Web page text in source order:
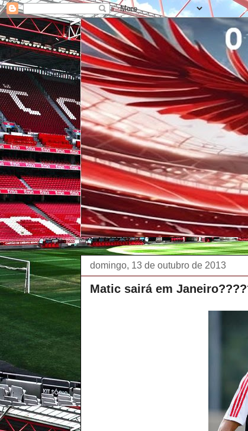
domingo, 13 de outubro de 2013
Matic sairá em